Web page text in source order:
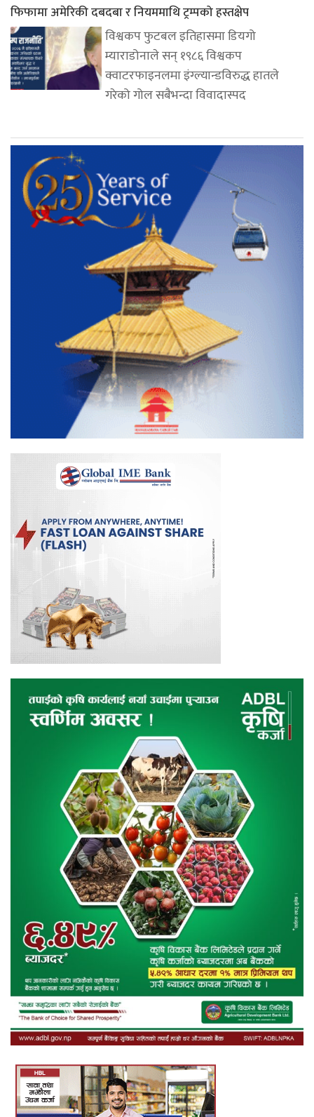
फिफामा अमेरिकी दबदबा र नियममाथि ट्रम्पको हस्तक्षेप
विश्वकप फुटबल इतिहासमा डियगो
म्याराडोनाले सन् १९८६ विश्वकप
क्वाटरफाइनलमा इंग्ल्यान्डविरुद्ध हातले
गरेको गोल सबैभन्दा विवादास्पद